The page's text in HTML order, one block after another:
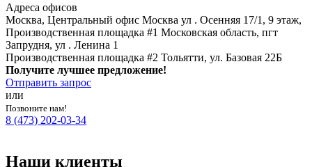
Адреса офисов
Москва, Центральный офис Москва ул . Осенняя 17/1, 9 этаж,
Производственная площадка #1 Московская область, пгт
Запрудня, ул . Ленина 1
Производственная площадка #2 Тольятти, ул. Базовая 22Б
Получите лучшее предложение!
Отправить запрос
или
Позвоните нам!
8 (473) 202-03-34
Наши клиенты